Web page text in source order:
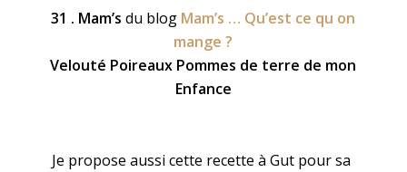
31 . Mam’sdu blog Mam’s … Qu’est ce qu on
mange ?
Velouté Poireaux Pommes de terre de mon
Enfance
Je propose aussi cette recette à Gut pour sa